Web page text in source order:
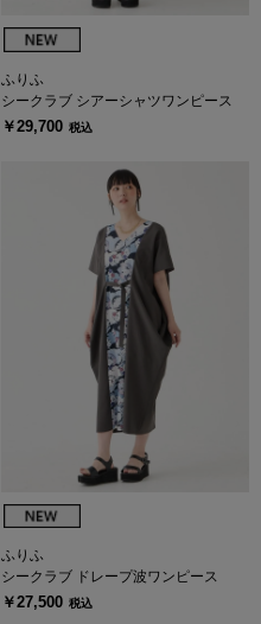
ふりふ
シークラブ シアーシャツワンピース
￥29,700 税込
ふりふ
シークラブ ドレープ波ワンピース
￥27,500 税込